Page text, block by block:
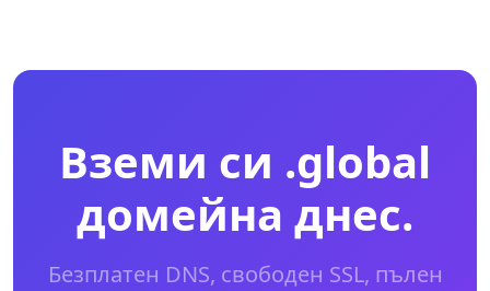
Вземи си .global
домейна днес.
Безплатен DNS, свободен SSL, пълен